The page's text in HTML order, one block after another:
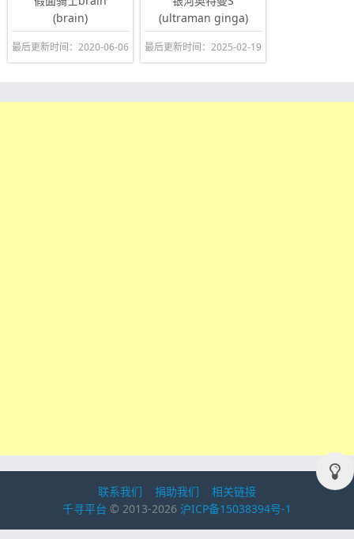
(brain)
最后更新时间：2020-06-06
(ultraman ginga)
最后更新时间：2025-02-19
联系我们 捐助我们
相关链接
千寻平台 © 2013-2026 沪ICP备15038394号-1